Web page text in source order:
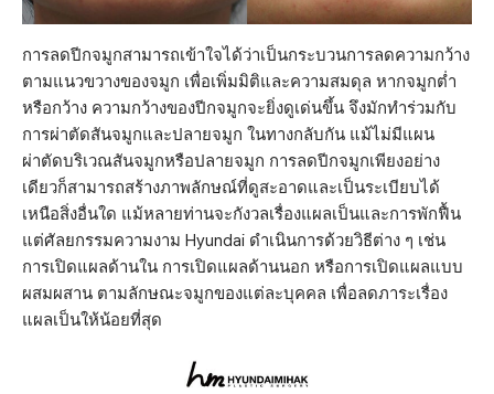
การลดปีกจมูกสามารถเข้าใจได้ว่าเป็นกระบวนการลดความกว้าง
ตามแนวขวางของจมูก เพื่อเพิ่มมิติและความสมดุล หากจมูกต่ำ
หรือกว้าง ความกว้างของปีกจมูกจะยิ่งดูเด่นขึ้น จึงมักทำร่วมกับ
การผ่าตัดสันจมูกและปลายจมูก ในทางกลับกัน แม้ไม่มีแผน
ผ่าตัดบริเวณสันจมูกหรือปลายจมูก การลดปีกจมูกเพียงอย่าง
เดียวก็สามารถสร้างภาพลักษณ์ที่ดูสะอาดและเป็นระเบียบได้
เหนือสิ่งอื่นใด แม้หลายท่านจะกังวลเรื่องแผลเป็นและการพักฟื้น
แต่ศัลยกรรมความงาม Hyundai ดำเนินการด้วยวิธีต่าง ๆ เช่น
การเปิดแผลด้านใน การเปิดแผลด้านนอก หรือการเปิดแผลแบบ
ผสมผสาน ตามลักษณะจมูกของแต่ละบุคคล เพื่อลดภาระเรื่อง
แผลเป็นให้น้อยที่สุด